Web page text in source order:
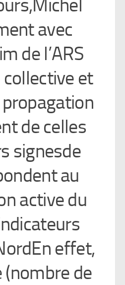
avec
de l’ARS
et
de celles
signesde
au
active du
effet,
(nombre de